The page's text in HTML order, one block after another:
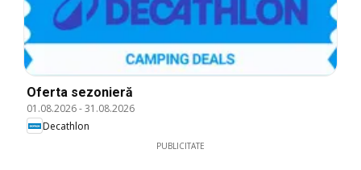
Oferta sezonieră
01.08.2026-31.08.2026
Decathlon
PUBLICITATE